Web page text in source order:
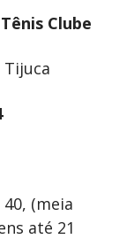
Clube
Tijuca
(meia
até 21